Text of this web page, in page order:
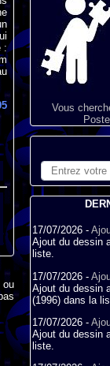
:
ou
Vous
17/07/2026 -
Ajout du dessin
liste.
17/07/2026 -
Ajout du dessin
(1996) dans la
17/07/2026 -
Ajout du dessin
liste.